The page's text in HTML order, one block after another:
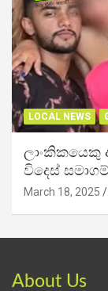
LOCAL NEWS
ලාංකිකයෙකු
විදෙස්
March 18, 2025
About Us